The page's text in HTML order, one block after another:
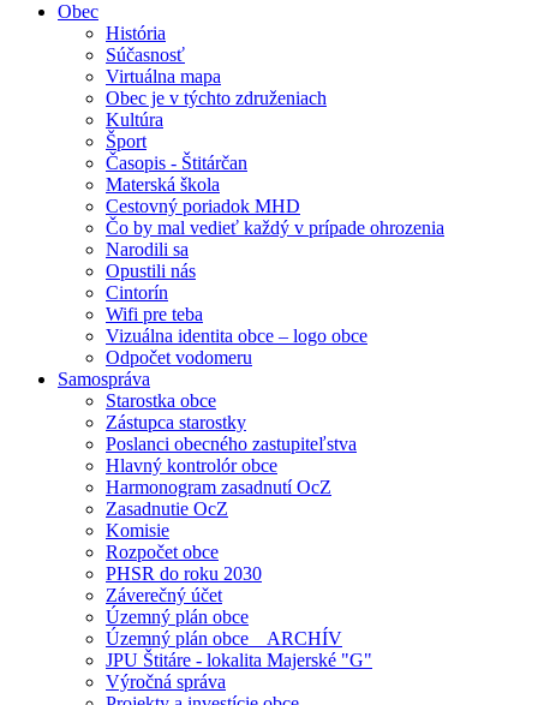
Obec
História
Súčasnosť
Virtuálna mapa
Obec je v týchto združeniach
Kultúra
Šport
Časopis - Štitárčan
Materská škola
Cestovný poriadok MHD
Čo by mal vedieť každý v prípade ohrozenia
Narodili sa
Opustili nás
Cintorín
Wifi pre teba
Vizuálna identita obce – logo obce
Odpočet vodomeru
Samospráva
Starostka obce
Zástupca starostky
Poslanci obecného zastupiteľstva
Hlavný kontrolór obce
Harmonogram zasadnutí OcZ
Zasadnutie OcZ
Komisie
Rozpočet obce
PHSR do roku 2030
Záverečný účet
Územný plán obce
Územný plán obce _ ARCHÍV
JPU Štitáre - lokalita Majerské "G"
Výročná správa